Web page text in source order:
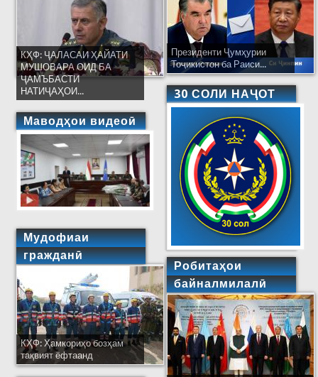
КҲФ: ҶАЛАСАИ ҲАЙАТИ
МУШОВАРА ОИД БА
ҶАМЪБАСТИ
НАТИҶАҲОИ...
Маводҳои видеоӣ
Мудофиаи
гражданӣ
КҲФ: Ҳамкориҳо бозҳам
тақвият ёфтаанд
Президенти Ҷумҳурии
Тоҷикистон ба Раиси...
30 СОЛИ НАҶОТ
Робитаҳои
байналмилалӣ